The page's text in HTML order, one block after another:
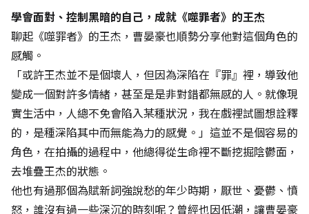
學會面對、控制黑暗的自己，成就《噬罪者》的王杰
聊起《噬罪者》的王杰，曹晏豪也順勢分享他對這個角色的
感觸。
「或許王杰並不是個壞人，但因為深陷在『罪』裡，導致他
變成一個對許多情緒，甚至是是非對錯都無感的人。就像現
實生活中，人總不免會陷入某種狀況，我在戲裡試圖想詮釋
的，是種深陷其中而無能為力的感覺。」這並不是個容易的
角色，在拍攝的過程中，他總得從生命裡不斷挖掘陰鬱面，
去堆疊王杰的狀態。
他也有過那個為賦新詞強說愁的年少時期，厭世、憂鬱、憤
怒，誰沒有過一些深沉的時刻呢？曾經也因低潮，讓曹晏豪